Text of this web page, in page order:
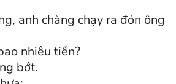
anh chàng chạy ra đón ông
nhiêu tiền?
bớt.